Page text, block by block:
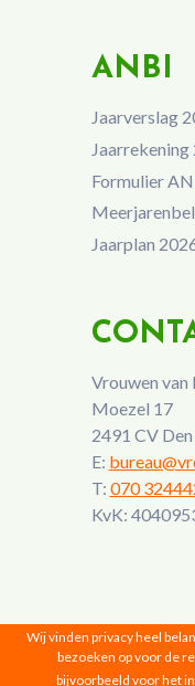
ANBI
Jaarverslag
Jaarrekening
Formulier
Jaarplan
Vrouwen van
Moezel 17
2491 CV
E:
T: 070
KvK:
Vrouwen van
Wij vinden privacy heel
bezoeken op voor de
bijvoorbeeld voor het